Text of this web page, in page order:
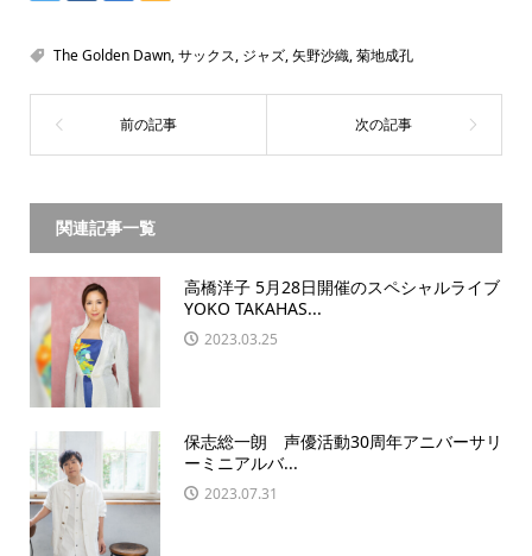
The Golden Dawn,サックス, ジャズ,矢野沙織,菊地成孔
関連記事一覧
高橋洋子 5月28日開催のスペシャルライブ
YOKO TAKAHAS...
2023.03.25
保志総一朗 声優活動30周年アニバーサリ
ーミニアルバ...
2023.07.31